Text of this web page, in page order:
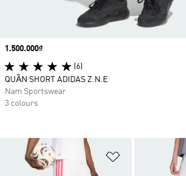
Add to Wishlist
Price
1.500.000₫
(6)
QUẦN SHORT ADIDAS Z.N.E
Nam Sportswear
3 colours